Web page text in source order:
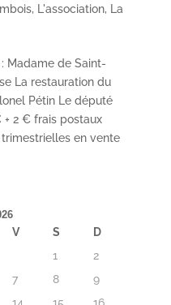
, L'association,
La
Madame de Saint-
La restauration du
Pétin Le député
+ 2 € frais postaux
en vente
V S
D
1
2
7 8
9